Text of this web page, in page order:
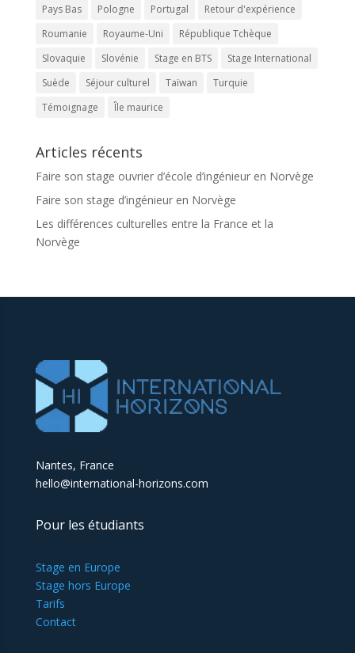
Pays Bas Pologne Portugal
Retour d'expérience
Roumanie
Royaume-Uni
République Tchèque
Slovaquie
Slovénie Stage en BTS
Stage International
Suède
Séjour culturel Taïwan
Turquie
Témoignage
Île maurice
Articles récents
Faire son stage ouvrier d’école d’ingénieur en Norvège
Faire son stage d’ingénieur en Norvège
Les différences culturelles entre la France et la
Norvège
Nantes, France
hello@international-horizons.com
Pour les étudiants
Stage en Europe
Stage hors Europe
Tarifs
Contact